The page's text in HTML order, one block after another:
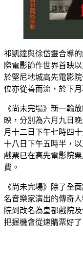
祁凱達與徐岱靈合導
際電影節作世界首映
於堅尼地城高先電影
位亦從善而流，於下
《尚未完場》新一輪
映，分別為六月九日
月十二日下午七時四
十八日下午五時半，
戲票已在高先電影院
費。
《尚未完場》除了全
名音樂家演出的傳奇
院到改名為皇都戲院
把握機會從速購票好了